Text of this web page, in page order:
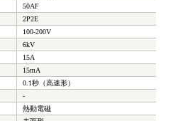
50AF
2P2E
100-200V
6kV
15A
15mA
0.1秒（高速形）
-
熱動電磁